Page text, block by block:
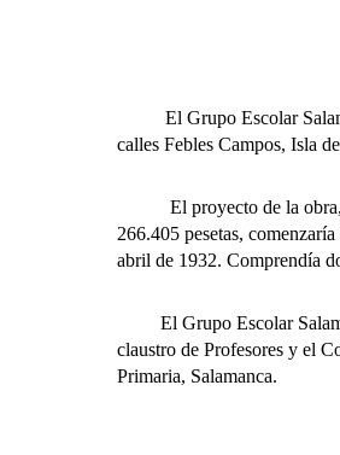
El Grupo Escolar
calles Febles Campos, Isla
El proyecto de la obra,
266.405 pesetas,
abril de 1932. Comprendía
El Grupo Escolar
claustro de Profesores y el
Primaria, Salamanca.